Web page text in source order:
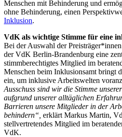
Menschen mit Behinderung und
ohne Behinderung, einen
Inklusion.
VdK als wichtige Stimme für eine
Bei der Auswahl der
der VdK Berlin-Brandenburg eine
stimmberechtigtes Mitglied im
Menschen beim Inklusionsamt bringt
ein, um inklusive Arbeitswelten
Ausschuss sind wir die Stimme
aufgrund unserer alltäglichen
Barrieren unsere Mitglieder in der
behindern“, erklärt Markus Martin,
stellvertretendes Mitglied im
VdK.